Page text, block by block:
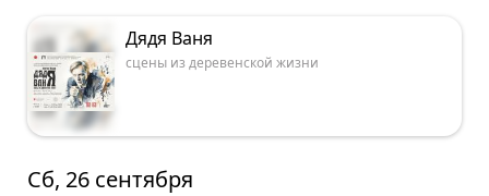
Дядя Ваня
сцены из деревенской жизни
Сб, 26 сентября